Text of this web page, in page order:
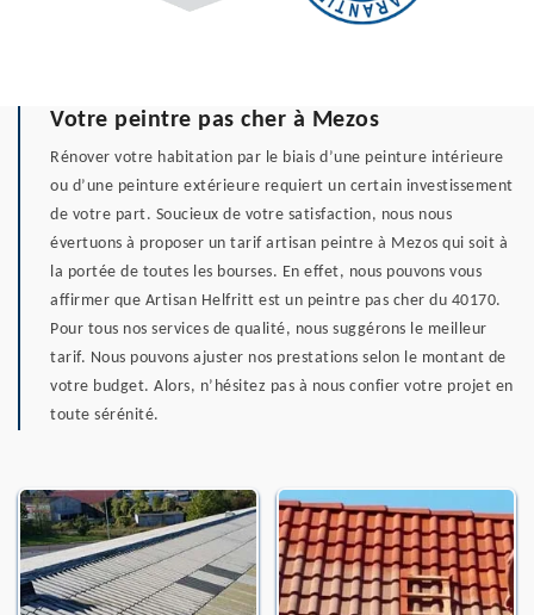
Votre peintre pas cher à Mezos
Rénover votre habitation par le biais d’une peinture intérieure
ou d’une peinture extérieure requiert un certain investissement
de votre part. Soucieux de votre satisfaction, nous nous
évertuons à proposer un tarif artisan peintre à Mezos qui soit à
la portée de toutes les bourses. En effet, nous pouvons vous
affirmer que Artisan Helfritt est un peintre pas cher du 40170.
Pour tous nos services de qualité, nous suggérons le meilleur
tarif. Nous pouvons ajuster nos prestations selon le montant de
votre budget. Alors, n’hésitez pas à nous confier votre projet en
toute sérénité.